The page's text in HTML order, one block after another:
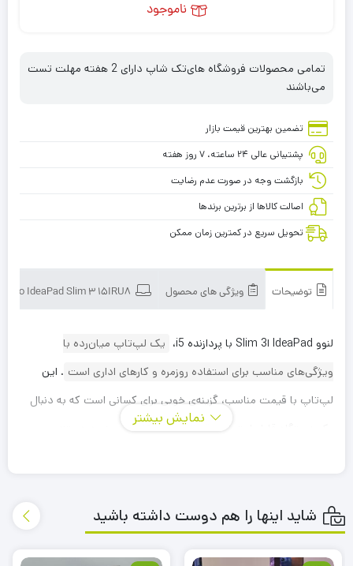
ناموجود
تمامی محصولات فروشگاه های‌تک شاپ دارای 2 هفته مهلت تست
می‌باشند
تضمین بهترین قیمت بازار
پشتیبانی عالی ۲۴ ساعته، ۷ روز هفته
بازگشت وجه در صورت عدم رضایت
اصالت کالاها از برترین برندها
تحویل سریع در کمترین زمان ممکن
توضیحات ویژگی های محصول
لنوو IdeaPad اSlim 3 با پردازنده i5،
یک لپ‌تاپ میان‌رده با
ویژگی‌های مناسب برای استفاده روزمره و کارهای اداری است . این
لپ‌تاپ با قیمت مناسب، گزینه‌ی خوبی برای کسانی است که به دنبال
یک دستگاه قابل اعتماد و قدرتمند برای کارهای روزمره هستند.
ویرایش اسناد و… را به راحتی انجام دهد.
حافظه رم:
نمایش بیشتر
شاید اینها را هم دوست داشته باشید